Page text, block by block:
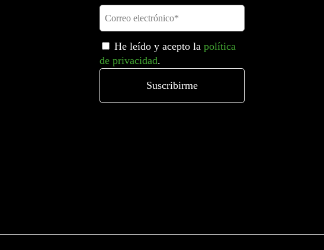
He leído y acepto la política
de privacidad.